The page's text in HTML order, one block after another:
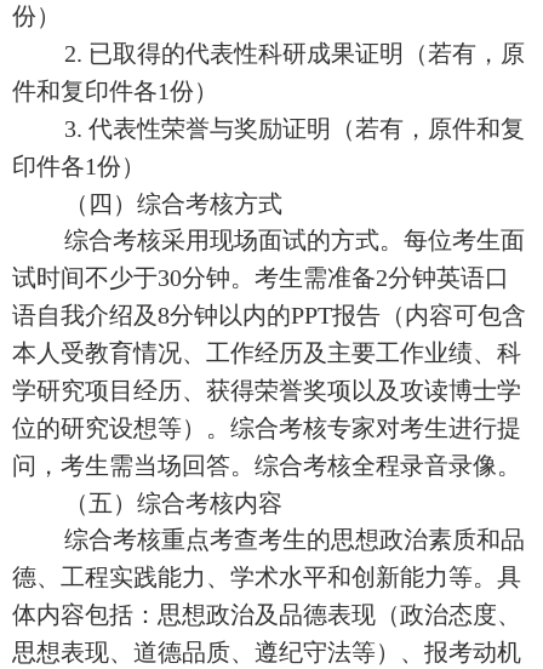
份）
2. 已取得的代表性科研成果证明（若有，原
件和复印件各1份）
3. 代表性荣誉与奖励证明（若有，原件和复
印件各1份）
（四）综合考核方式
综合考核采用现场面试的方式。每位考生面
试时间不少于30分钟。考生需准备2分钟英语口
语自我介绍及8分钟以内的PPT报告（内容可包含
本人受教育情况、工作经历及主要工作业绩、科
学研究项目经历、获得荣誉奖项以及攻读博士学
位的研究设想等）。综合考核专家对考生进行提
问，考生需当场回答。综合考核全程录音录像。
（五）综合考核内容
综合考核重点考查考生的思想政治素质和品
德、工程实践能力、学术水平和创新能力等。具
体内容包括：思想政治及品德表现（政治态度、
思想表现、道德品质、遵纪守法等）、报考动机